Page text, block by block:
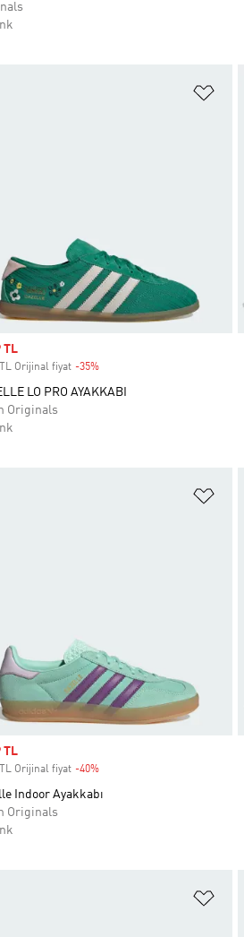
TL
TL Orijinal fiyat -35%Discount
LO PRO AYAKKABI
Originals
TL
TL Orijinal fiyat -40%Discount
Indoor Ayakkabı
Originals